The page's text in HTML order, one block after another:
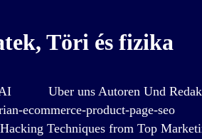
Töri és fizika
Uber uns Autoren Und
ecommerce-product-page-seo
Techniques from Top